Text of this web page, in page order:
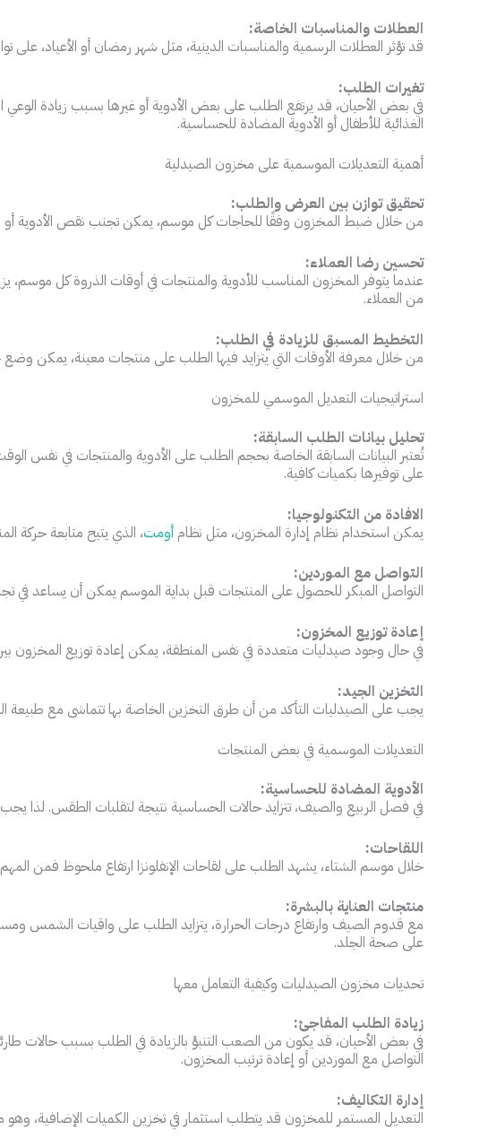
العطلات والمناسبات الخاصة:
قد تؤثر العطلات الرسمية والمناسبات الدينية، مثل شهر رمضان أو الأعياد،
تغيرات الطلب:
في بعض الأحيان، قد يرتفع الطلب على بعض الأدوية أو غيرها بسبب زيادة
الغذائية للأطفال أو الأدوية المضادة للحساسية.
أهمية التعديلات الموسمية على مخزون الصيدلية
تحقيق توازن بين العرض والطلب:
من خلال ضبط المخزون وفقًا للحاجات كل موسم، يمكن تجنب نقص الأدوية أو
تحسين رضا العملاء:
عندما يتوفر المخزون المناسب للأدوية والمنتجات في أوقات الذروة كل
من العملاء.
التخطيط المسبق للزيادة في الطلب:
من خلال معرفة الأوقات التي يتزايد فيها الطلب على منتجات معينة، يمكن وضع
استراتيجيات التعديل الموسمي للمخزون
تحليل بيانات الطلب السابقة:
تُعتبر البيانات السابقة الخاصة بحجم الطلب على الأدوية والمنتجات في نفس
على توفيرها بكميات كافية.
الافادة من التكنولوجيا:
يمكن استخدام نظام إدارة المخزون، مثل نظام أومت، الذي يتيح متابعة حركة
التواصل مع الموردين:
التواصل المبكر للحصول على المنتجات قبل بداية الموسم يمكن أن يساعد في
إعادة توزيع المخزون:
في حال وجود صيدليات متعددة في نفس المنطقة، يمكن إعادة توزيع المخزون
التخزين الجيد:
يجب على الصيدليات التأكد من أن طرق التخزين الخاصة بها تتماشى مع
التعديلات الموسمية في بعض المنتجات
الأدوية المضادة للحساسية:
في فصل الربيع والصيف، تتزايد حالات الحساسية نتيجة لتقلبات الطقس. لذا
اللقاحات:
خلال موسم الشتاء، يشهد الطلب على لقاحات الإنفلونزا ارتفاع ملحوظ فمن
منتجات العناية بالبشرة:
مع قدوم الصيف وارتفاع درجات الحرارة، يتزايد الطلب على واقيات الشمس
على صحة الجلد.
تحديات مخزون الصيدليات وكيفية التعامل معها
زيادة الطلب المفاجئ:
في بعض الأحيان، قد يكون من الصعب التنبؤ بالزيادة في الطلب بسبب
التواصل مع الموردين أو إعادة ترتيب المخزون.
إدارة التكاليف:
التعديل المستمر للمخزون قد يتطلب استثمار في تخزين الكميات الإضافية،